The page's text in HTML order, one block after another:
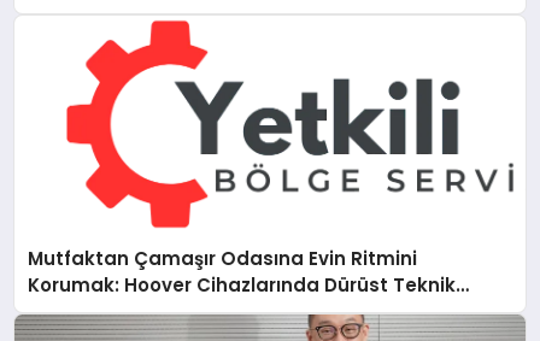
Mutfaktan Çamaşır Odasına Evin Ritmini
Korumak: Hoover Cihazlarında Dürüst Teknik
Destek Deneyimi